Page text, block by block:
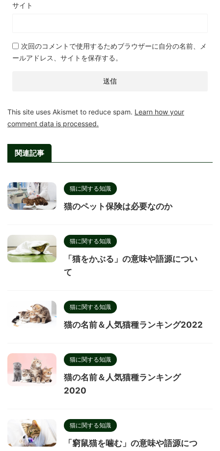
サイト
次回のコメントで使用するためブラウザーに自分の名前、メ
ールアドレス、サイトを保存する。
This site uses Akismet to reduce spam. Learn how your
comment data is processed.
関連記事
猫に関する知識
猫のペット保険は必要なのか
猫に関する知識
「猫をかぶる」の意味や語源につい
て
猫に関する知識
猫の名前＆人気猫種ランキング2022
猫に関する知識
猫の名前＆人気猫種ランキング
2020
猫に関する知識
「窮鼠猫を噛む」の意味や語源につ